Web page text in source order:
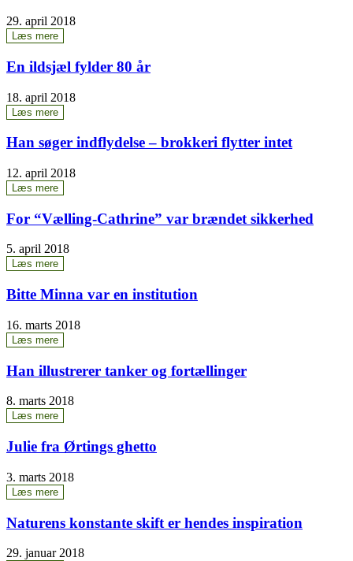
29. april 2018
Læs mere
En ildsjæl fyl­der 80 år
18. april 2018
Læs mere
Han søger ind­fly­del­se – brok­ke­ri flyt­ter intet
12. april 2018
Læs mere
For “Væl­ling-Cat­hri­ne” var bræn­det sikkerhed
5. april 2018
Læs mere
Bit­te Min­na var en institution
16. marts 2018
Læs mere
Han illu­stre­rer tan­ker og fortællinger
8. marts 2018
Læs mere
Julie fra Ørtings ghetto
3. marts 2018
Læs mere
Natu­rens kon­stan­te skift er hen­des inspiration
29. januar 2018